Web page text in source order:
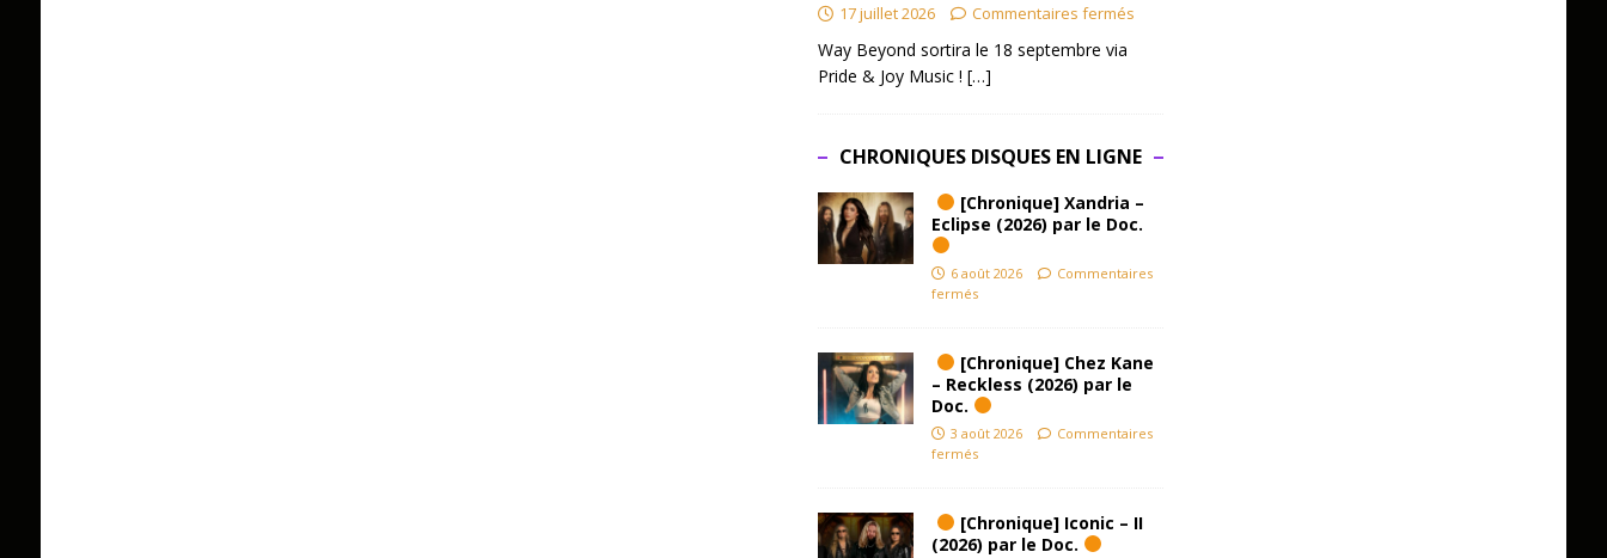
17 juillet 2026 Commentaires fermés
Way Beyond sortira le 18 septembre via
Pride & Joy Music ! […]
CHRONIQUES DISQUES EN LIGNE
[Chronique] Xandria –
Eclipse (2026) par le Doc.
6 août 2026
Commentaires
fermés
[Chronique] Chez Kane
– Reckless (2026) par le
Doc.
3 août 2026
Commentaires
fermés
[Chronique] Iconic – II
(2026) par le Doc.